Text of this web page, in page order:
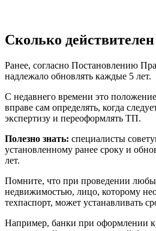
Сколько
Ранее, согласно Постановлению
надлежало обновлять каждые 5 лет.
С недавнего времени это
вправе сам определять, когда
экспертизу и переоформлять ТП.
Полезно знать: специалисты
установленному ранее сроку и
лет.
Помните, что при проведении
недвижимостью, лицо, которому
техпаспорт, может устанавливать
Например, банки при оформлении